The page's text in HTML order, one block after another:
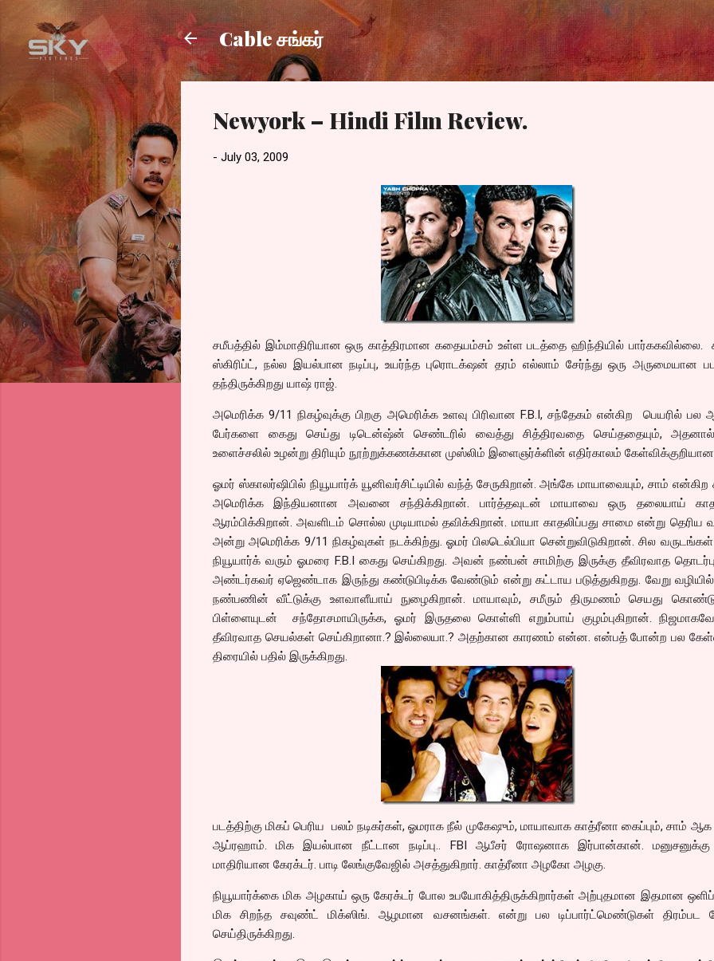
Skip to main content
Cable சங்கர்
Newyork – Hindi Film Review.
- July 03, 2009
சமீபத்தில் இம்மாதிரியான ஒரு காத்திரமான கதையம்சம் உள்ள படத்தை ஹிந்தியில் பார்ககவில்லை.
ஸ்கிரிப்ட், நல்ல இயல்பான நடிப்பு, உயர்ந்த புரொடக்‌ஷன் தரம் எல்லாம் சேர்ந்து ஒரு அருமையான
தந்திருக்கிறது யாஷ் ராஜ்.
அமெரிக்க 9/11 நிகழ்வுக்கு பிறகு அமெரிக்க உளவு பிரிவான F.B.I, சந்தேகம் என்கிற பெயரில் பல
பேர்களை கைது செய்து டிடென்ஷ்ன் செண்டரில் வைத்து சித்திரவதை செய்ததையும்,
உளைச்சலில் உழன்று திரியும் நூற்றுக்கணக்கான முஸ்லிம் இளைஞர்க்ளின் எதிர்காலம்
ஓமர் ஸ்காலர்ஷிபில் நியூயார்க் யூனிவர்சிட்டியில் வந்த் சேருகிறான். அங்கே மாயாவையும், சாம்
அமெரிக்க இந்தியனான அவனை சந்திக்கிறான். பார்த்தவுடன் மாயாவை ஒரு தலையாய்
ஆரம்பிக்கிறான். அவளிடம் சொல்ல முடியாமல் தவிக்கிறான். மாயா காதலிப்பது சாமை என்று தெரிய
அன்று அமெரிக்க 9/11 நிகழ்வுகள் நடக்கிற்து. ஓமர் பிலடெல்பியா சென்றுவிடுகிறான். சில வருடங்கள்
நியூயார்க் வரும் ஓமரை F.B.I கைது செய்கிறது. அவன் நண்பன் சாமிற்கு இருக்கு தீவிரவாத
அண்டர்கவர் ஏஜெண்டாக இருந்து கண்டுபிடிக்க வேண்டும் என்று கட்டாய படுத்துகிறது. வேறு
நண்பணின் வீட்டுக்கு உளவாளீயாய் நுழைகிறான். மாயாவும், சமீரும் திருமணம் செயது
பிள்ளையுடன் சந்தோசமாயிருக்க, ஓமர் இருதலை கொள்ளி எறும்பாய் குழம்புகிறான்.
தீவிரவாத செயல்கள் செய்கிறானா.? இல்லையா.? அதற்கான காரணம் என்ன. என்பத் போன்ற பல
திரையில் பதில் இருக்கிறது.
படத்திற்கு மிகப் பெரிய பலம் நடிகர்கள், ஓமராக நீல் முகேஷும், மாயாவாக காத்ரீனா கைப்பும், சாம்
ஆப்ரஹாம். மிக இயல்பான நீட்டான நடிப்பு.. FBI ஆபீசர் ரோஷனாக இர்பான்கான். மனுசனுக்கு
மாதிரியான கேரக்டர். பாடி லேங்குவேஜில் அசத்துகிறார். காத்ரீனா அழகோ அழகு.
நியூயார்க்கை மிக அழகாய் ஒரு கேரக்டர் போல உபயோகித்திருக்கிறார்கள் அற்புதமான இதமான
மிக சிறந்த சவுண்ட் மிக்ஸிங். ஆழமான வசனங்கள். என்று பல டிப்பார்ட்மெண்டுகள் திரம்பட
செய்திருக்கிறது.